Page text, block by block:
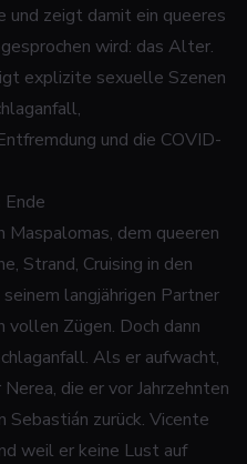
und zeigt damit ein queeres
wird: das Alter.
explizite sexuelle Szenen
und die COVID-
Ende
dem queeren
Strand, Cruising in den
langjährigen Partner
Zügen. Doch dann
Als er aufwacht,
die er vor Jahrzehnten
Sebastián zurück. Vicente
weil er keine Lust auf